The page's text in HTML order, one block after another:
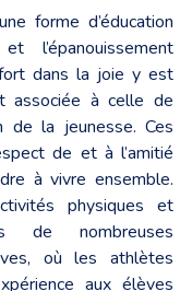
forme d’éducation
l’épanouissement
dans la joie y est
associée à celle de
de la jeunesse. Ces
de et à l’amitié
à vivre ensemble.
physiques et
de nombreuses
où les athlètes
aux élèves